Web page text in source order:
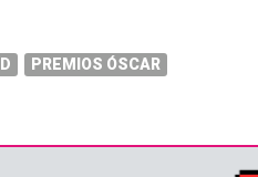
PREMIOS ÓSCAR